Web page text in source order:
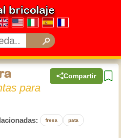
bricolaje
Compartir
para
fresa pata